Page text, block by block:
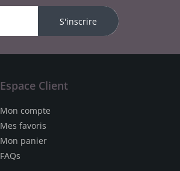
S'inscrire
Espace Client
Mon compte
Mes favoris
Mon panier
FAQs